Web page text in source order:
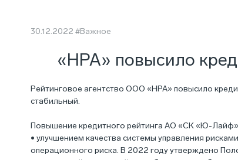
30.12.2022 #Важное
«НРА» повысило
Рейтинговое агентство ООО «НРА» повысило
стабильный.
Повышение кредитного рейтинга АО «СК «Ю-
• улучшением качества системы управления
операционного риска. В 2022 году утверждено